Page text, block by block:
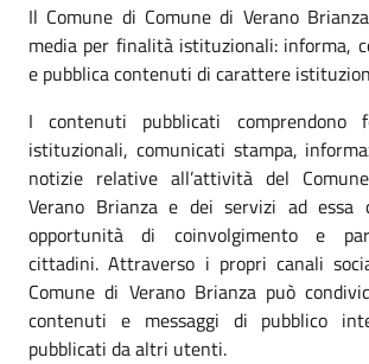
Il Comune di Comune di Verano
media per finalità istituzionali: informa,
e pubblica contenuti di carattere
I contenuti pubblicati comprendono
istituzionali, comunicati stampa,
notizie relative all’attività del
Verano Brianza e dei servizi ad essa
opportunità di coinvolgimento e
cittadini. Attraverso i propri canali
Comune di Verano Brianza può
contenuti e messaggi di pubblico
pubblicati da altri utenti.